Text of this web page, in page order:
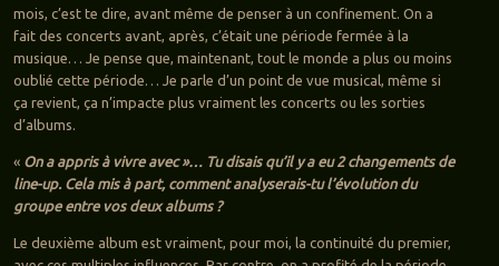
mois, c’est te dire, avant même de penser à un confinement. On a
fait des concerts avant, après, c’était une période fermée à la
musique… Je pense que, maintenant, tout le monde a plus ou moins
oublié cette période… Je parle d’un point de vue musical, même si
ça revient, ça n’impacte plus vraiment les concerts ou les sorties
d’albums.
« On a appris à vivre avec »… Tu disais qu’il y a eu 2 changements de
line-up. Cela mis à part, comment analyserais-tu l’évolution du
groupe entre vos deux albums ?
Le deuxième album est vraiment, pour moi, la continuité du premier,